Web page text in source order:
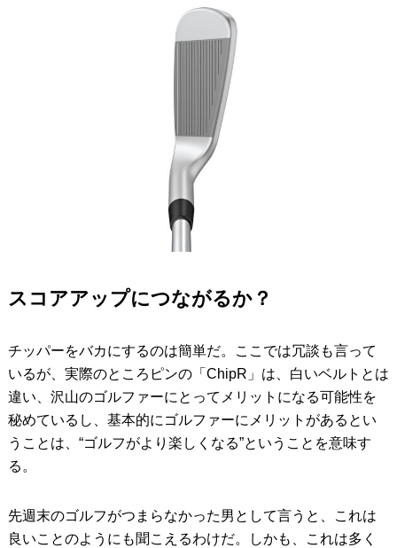
スコアアップにつながるか？
チッパーをバカにするのは簡単だ。ここでは冗談も言って
いるが、実際のところピンの「ChipR」は、白いベルトとは
違い、沢山のゴルファーにとってメリットになる可能性を
秘めているし、基本的にゴルファーにメリットがあるとい
うことは、“ゴルフがより楽しくなる”ということを意味す
る。
先週末のゴルフがつまらなかった男として言うと、これは
良いことのようにも聞こえるわけだ。しかも、これは多く